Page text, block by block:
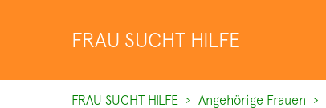
FRAU SUCHT HILFE
FRAU SUCHT HILFE Angehörige Frauen